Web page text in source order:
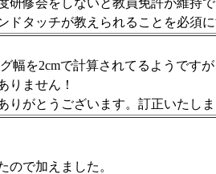
研修会をしないと教員免許が維持
ドタッチが教えられることを必須
幅を2cmで計算されてるようです
りません！
りがとうございます。訂正いたし
で加えました。